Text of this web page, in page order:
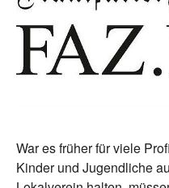
War es früher für viele
Kinder und Jugendliche